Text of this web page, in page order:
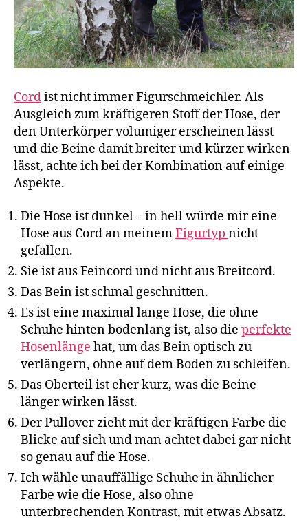
Cordist nicht immer Figurschmeichler. Als
Ausgleich zum kräftigeren Stoff der Hose, der
den Unterkörper volumiger erscheinen lässt
und die Beine damit breiter und kürzer wirken
lässt, achte ich bei der Kombination auf einige
Aspekte.
Die Hose ist dunkel – in hell würde mir eine
Hose aus Cord an meinemFigurtyp nicht
gefallen.
Sie ist aus Feincord und nicht aus Breitcord.
Das Bein ist schmal geschnitten.
Es ist eine maximal lange Hose, die ohne
Schuhe hinten bodenlang ist, also die perfekte
Hosenlänge hat, um das Bein optisch zu
verlängern, ohne auf dem Boden zu schleifen.
Das Oberteil ist eher kurz, was die Beine
länger wirken lässt.
Der Pullover zieht mit der kräftigen Farbe die
Blicke auf sich und man achtet dabei gar nicht
so genau auf die Hose.
Ich wähle unauffällige Schuhe in ähnlicher
Farbe wie die Hose, also ohne
unterbrechenden Kontrast, mit etwas Absatz.